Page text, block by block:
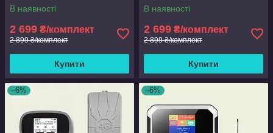
В наявності
2 699 ₴/комплект
2 899 ₴/комплект
Купити
В наявності
2 699 ₴/комплект
2 899 ₴/комплект
Купити
–6% –6%